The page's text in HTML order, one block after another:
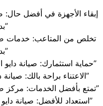
بدر”
بدر”
“حماية استثمارك: صيانة دايو المحترفة تصل إلى مركز بدر”
“الاعتناء براحة بالك: صيانة دايو السلسة في مركز بدر”
“تمتع بأفضل الخدمات: مركز صيانة دايو الرائد في مركز بدر”
“استعداد للأفضل: صيانة دايو الفعّالة تصل إلى مركز بدر”